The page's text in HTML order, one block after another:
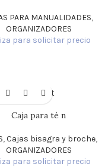
PARA MANUALIDADES,
ORGANIZADORES
para solicitar precio
Sold out
Caja para té n
,Cajas bisagra y broche,
ORGANIZADORES
para solicitar precio